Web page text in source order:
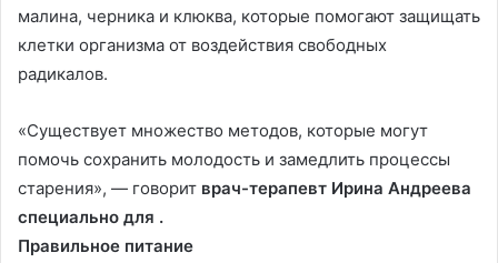
малина, черника и клюква, которые помогают защищать
клетки организма от воздействия свободных
радикалов.
«Существует множество методов, которые могут
помочь сохранить молодость и замедлить процессы
старения», — говорит врач-терапевт Ирина Андреева
специально для .
Правильное питание